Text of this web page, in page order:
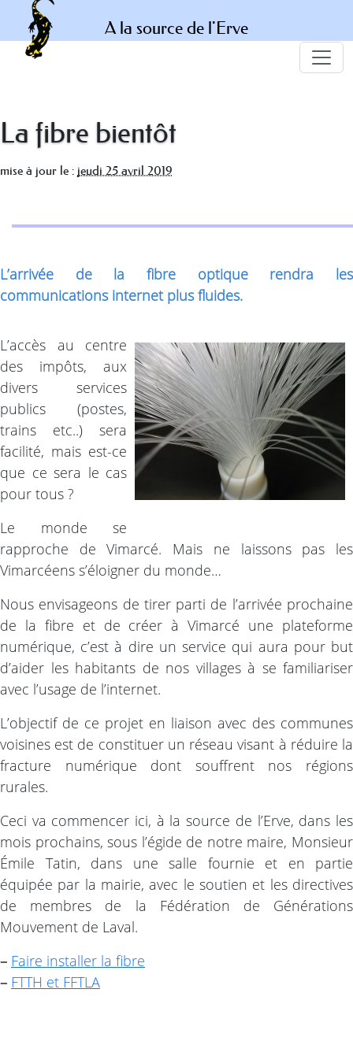
A la source de l'Erve
La fibre bientôt
mise à jour le : jeudi 25 avril 2019
L’arrivée de la fibre optique rendra les
communications internet plus fluides.
L’accès au centre
des impôts, aux
divers services
publics (postes,
trains etc..) sera
facilité, mais est-ce
que ce sera le cas
pour tous ?
Le monde se
rapproche de Vimarcé. Mais ne laissons pas les
Vimarcéens s’éloigner du monde…
Nous envisageons de tirer parti de l’arrivée prochaine
de la fibre et de créer à Vimarcé une plateforme
numérique, c’est à dire un service qui aura pour but
d’aider les habitants de nos villages à se familiariser
avec l’usage de l’internet.
L’objectif de ce projet en liaison avec des communes
voisines est de constituer un réseau visant à réduire la
fracture numérique dont souffrent nos régions
rurales.
Ceci va commencer ici, à la source de l’Erve, dans les
mois prochains, sous l’égide de notre maire, Monsieur
Émile Tatin, dans une salle fournie et en partie
équipée par la mairie, avec le soutien et les directives
de membres de la Fédération de Générations
Mouvement de Laval.
– Faire installer la fibre
– FTTH et FFTLA